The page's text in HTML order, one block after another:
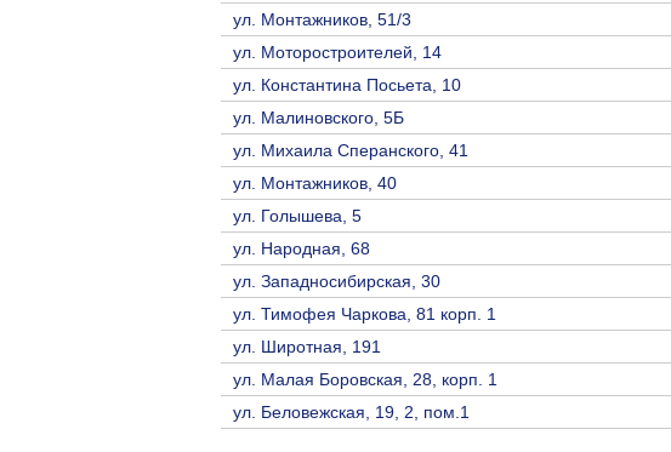
ул. Монтажников, 51/3
ул. Моторостроителей, 14
ул. Константина Посьета, 10
ул. Малиновского, 5Б
ул. Михаила Сперанского, 41
ул. Монтажников, 40
ул. Голышева, 5
ул. Народная, 68
ул. Западносибирская, 30
ул. Тимофея Чаркова, 81 корп. 1
ул. Широтная, 191
ул. Малая Боровская, 28, корп. 1
ул. Беловежская, 19, 2, пом.1